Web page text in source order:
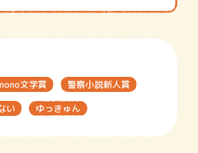
文学賞
警察小説新人賞
い
ゆっきゅん